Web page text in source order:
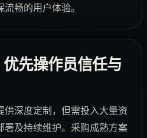
畅的用户体验。
先操作员信任与
供深度定制，但需投入大量资
署及持续维护。采购成熟方案